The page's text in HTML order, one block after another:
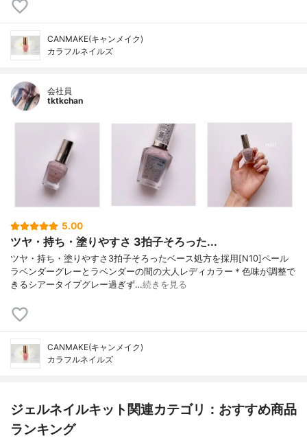
CANMAKE(キャンメイク)
カラフルネイルズ
会社員
tktkchan
5.00
ツヤ・持ち・塗りやすさ 3拍子そろった...
ツヤ・持ち・塗りやすさ3拍子そろったベース処方を採用[N10]ペール
ラベンダーグレーとラベンダーの間の大人レディカラー＊色味が調整で
きるシアータイプグレー過ぎず…続きを見る
CANMAKE(キャンメイク)
カラフルネイルズ
ジェルネイルキット関連カテゴリ：おすすめ商品
ランキング